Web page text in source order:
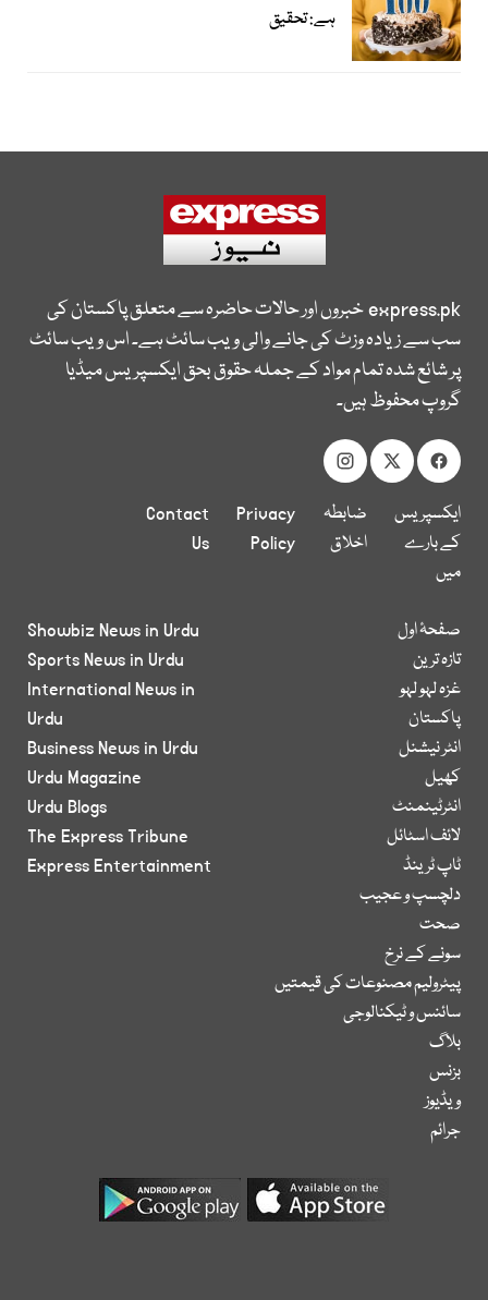
ہے: تحقیق
express.pkخبروں اور حالات حاضرہ سے متعلق پاکستان کی
سب سے زیادہ وزٹ کی جانے والی ویب سائٹ ہے۔ اس ویب سائٹ
پر شائع شدہ تمام مواد کے جملہ حقوق بحق ایکسپریس میڈیا
گروپ محفوظ ہیں۔
ایکسپریس
کے بارے
میں
ضابطہ
اخلاق
Privacy
Policy
Contact
Us
صفحۂ اول
تازہ ترین
غزہ لہو لہو
پاکستان
انٹر نیشنل
کھیل
انٹرٹینمنٹ
لائف اسٹائل
ٹاپ ٹرینڈ
دلچسپ و عجیب
صحت
سونے کے نرخ
پیٹرولیم مصنوعات کی قیمتیں
سائنس و ٹیکنالوجی
بلاگ
بزنس
ویڈیوز
جرائم
Showbiz News in Urdu
Sports News in Urdu
International News in
Urdu
Business News in Urdu
Urdu Magazine
Urdu Blogs
The Express Tribune
Express Entertainment